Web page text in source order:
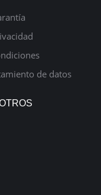
de datos